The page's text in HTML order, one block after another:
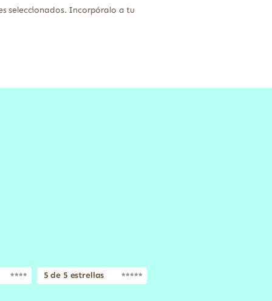
seleccionados. Incorpóralo a tu
5 de 5 estrellas